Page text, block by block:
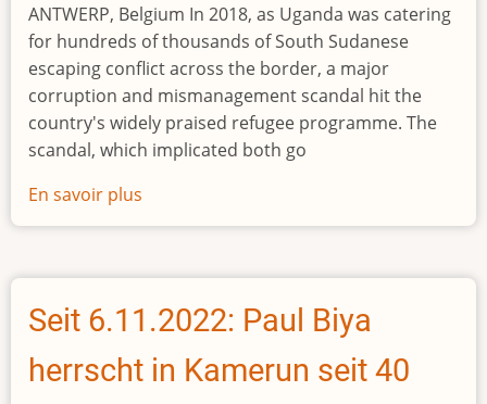
ANTWERP, Belgium In 2018, as Uganda was catering
for hundreds of thousands of South Sudanese
escaping conflict across the border, a major
corruption and mismanagement scandal hit the
country's widely praised refugee programme. The
scandal, which implicated both go
En savoir plus
Who
the
price
for
Uganda’s
refugee
Seit 6.11.2022: Paul Biya
herrscht in Kamerun seit 40